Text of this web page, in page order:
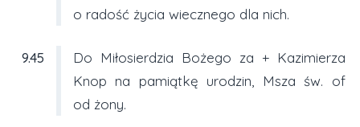
o radość życia wiecznego dla nich.
9.45
Do Miłosierdzia Bożego za + Kazimierza
Knop na pamiątkę urodzin, Msza św. of
od żony.